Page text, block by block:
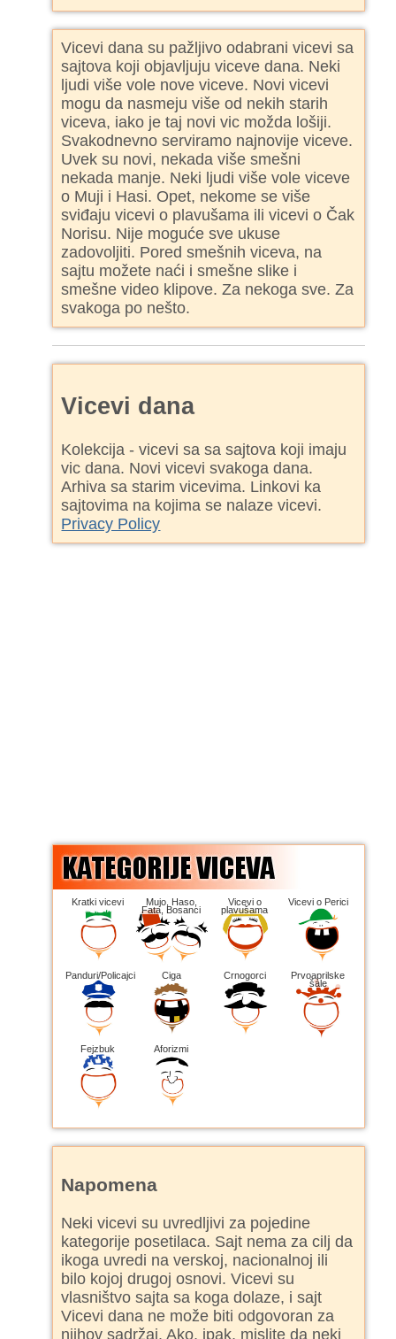
Vicevi dana su pažljivo odabrani vicevi sa
sajtova koji objavljuju viceve dana. Neki
ljudi više vole nove viceve. Novi vicevi
mogu da nasmeju više od nekih starih
viceva, iako je taj novi vic možda lošiji.
Svakodnevno serviramo najnovije viceve.
Uvek su novi, nekada više smešni
nekada manje. Neki ljudi više vole viceve
o Muji i Hasi. Opet, nekome se više
sviđaju vicevi o plavušama ili vicevi o Čak
Norisu. Nije moguće sve ukuse
zadovoljiti. Pored smešnih viceva, na
sajtu možete naći i smešne slike i
smešne video klipove. Za nekoga sve. Za
svakoga po nešto.
Vicevi dana
Kolekcija - vicevi sa sa sajtova koji imaju
vic dana. Novi vicevi svakoga dana.
Arhiva sa starim vicevima. Linkovi ka
sajtovima na kojima se nalaze vicevi.
Privacy Policy
Kratki vicevi Mujo, Haso,
Fata, Bosanci
Vicevi o
plavušama
Vicevi o Perici
Panduri/Policajci Ciga Crnogorci Prvoaprilske
šale
Fejzbuk Aforizmi
Napomena
Neki vicevi su uvredljivi za pojedine
kategorije posetilaca. Sajt nema za cilj da
ikoga uvredi na verskoj, nacionalnoj ili
bilo kojoj drugoj osnovi. Vicevi su
vlasništvo sajta sa koga dolaze, i sajt
Vicevi dana ne može biti odgovoran za
njihov sadržaj. Ako, ipak, mislite da neki